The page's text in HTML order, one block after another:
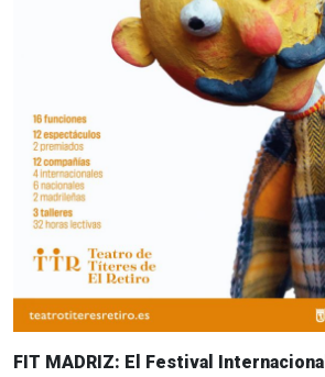
FIT MADRIZ: El Festival